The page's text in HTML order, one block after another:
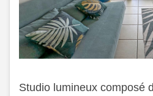
Studio lumineux composé